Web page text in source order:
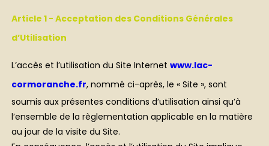
Article 1 - Acceptation des Conditions Générales
d’Utilisation
L’accès et l’utilisation du Site Internet www.lac-
cormoranche.fr, nommé ci-après, le « Site », sont
soumis aux présentes conditions d’utilisation ainsi qu’à
l’ensemble de la règlementation applicable en la matière
au jour de la visite du Site.